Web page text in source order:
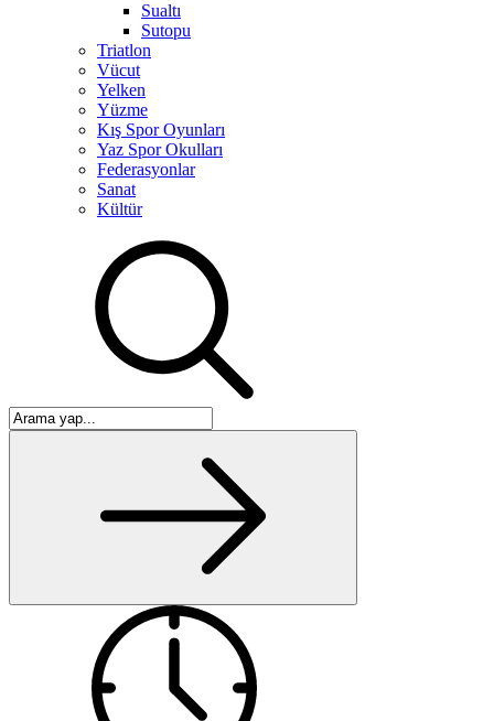
Sualtı
Sutopu
Triatlon
Vücut
Yelken
Yüzme
Kış Spor Oyunları
Yaz Spor Okulları
Federasyonlar
Sanat
Kültür